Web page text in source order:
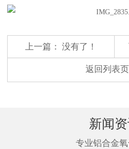
上一篇： 没有了！
返回列表页
新闻
专业铝合金